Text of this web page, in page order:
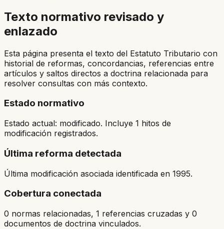
Texto normativo revisado y
enlazado
Esta página presenta el texto del Estatuto Tributario con
historial de reformas, concordancias, referencias entre
artículos y saltos directos a doctrina relacionada para
resolver consultas con más contexto.
Estado normativo
Estado actual: modificado. Incluye 1 hitos de
modificación registrados.
Última reforma detectada
Última modificación asociada identificada en 1995.
Cobertura conectada
0 normas relacionadas, 1 referencias cruzadas y 0
documentos de doctrina vinculados.